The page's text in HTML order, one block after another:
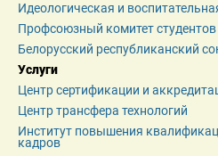
Идеологическая и
Профсоюзный комитет студентов
Белорусский республиканский
Услуги
Центр сертификации и
Центр трансфера технологий
Институт повышения
кадров